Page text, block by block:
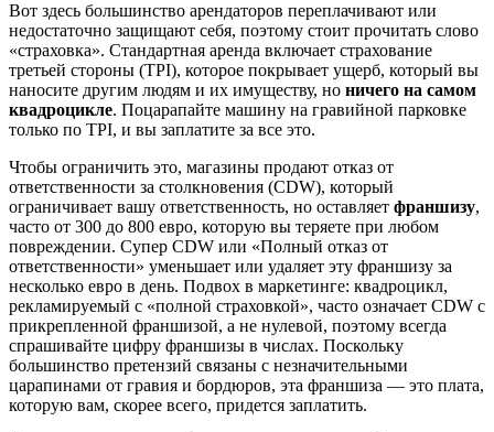
Вот здесь большинство арендаторов переплачивают или
недостаточно защищают себя, поэтому стоит прочитать слово
«страховка». Стандартная аренда включает страхование
третьей стороны (TPI), которое покрывает ущерб, который вы
наносите другим людям и их имуществу, но ничего на самом
квадроцикле. Поцарапайте машину на гравийной парковке
только по TPI, и вы заплатите за все это.
Чтобы ограничить это, магазины продают отказ от
ответственности за столкновения (CDW), который
ограничивает вашу ответственность, но оставляет франшизу,
часто от 300 до 800 евро, которую вы теряете при любом
повреждении. Супер CDW или «Полный отказ от
ответственности» уменьшает или удаляет эту франшизу за
несколько евро в день. Подвох в маркетинге: квадроцикл,
рекламируемый с «полной страховкой», часто означает CDW с
прикрепленной франшизой, а не нулевой, поэтому всегда
спрашивайте цифру франшизы в числах. Поскольку
большинство претензий связаны с незначительными
царапинами от гравия и бордюров, эта франшиза — это плата,
которую вам, скорее всего, придется заплатить.